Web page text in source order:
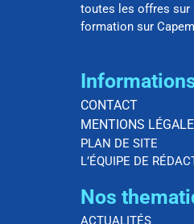
toutes les offres sur
formation sur
CONTACT
MENTIONS
PLAN DE SITE
L’ÉQUIPE DE
Nos
ACTUALITÉS